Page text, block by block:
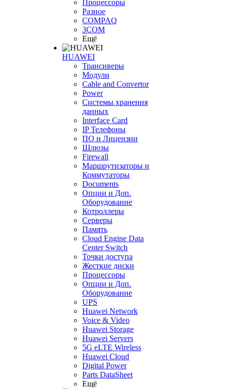
Процессоры
Разное
COMPAQ
3COM
Ещё
HUAWEI
Трансиверы
Модули
Cable and Convertor
Power
Системы хранения
данных
Interface Card
IP Телефоны
ПО и Лицензии
Шлюзы
Firewall
Маршрутизаторы и
Коммутаторы
Documents
Опции и Доп.
Оборудование
Котроллеры
Серверы
Память
Cloud Engine Data
Center Switch
Точки доступа
Жесткие диски
Процессоры
Опции и Доп.
Оборудование
UPS
Huawei Network
Voice & Video
Huawei Storage
Huawei Servers
5G eLTE Wireless
Huawei Cloud
Digital Power
Parts DataSheet
Ещё